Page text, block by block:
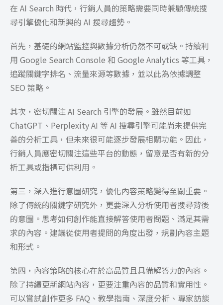
在 AI Search 時代，行銷人員的策略需要同時兼顧傳統搜
尋引擎優化和新興的 AI 搜尋趨勢。
首先，基礎的網站監控與數據分析仍然不可或缺。持續利
用 Google Search Console 和 Google Analytics 等工具，
追蹤關鍵字排名、流量來源等數據，並以此為依據調整
SEO 策略。
其次，密切關注 AI Search 引擎的發展。雖然目前如
ChatGPT、Perplexity AI 等 AI 搜尋引擎可能尚未提供完
善的分析工具，但未來很可能逐步發展相關功能。因此，
行銷人員應密切關注這些平台的動態，留意是否有新的分
析工具或指標可供利用。
第三，深入進行意圖研究，優化內容策略變得至關重要。
除了傳統的關鍵字研究外，更要深入分析使用者搜尋背後
的意圖。思考如何創作能直接解答使用者問題、滿足其需
求的內容。建議從使用者提問的角度出發，規劃內容主題
和形式。
第四，內容策略的核心在於高品質且具備解答力的內容。
除了持續更新網站內容，更要注重內容的品質和實用性。
可以嘗試創作更多 FAQ、教學指南、深度分析、專家訪談